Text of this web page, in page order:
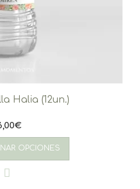
Halia (12un.)
€
OPCIONES